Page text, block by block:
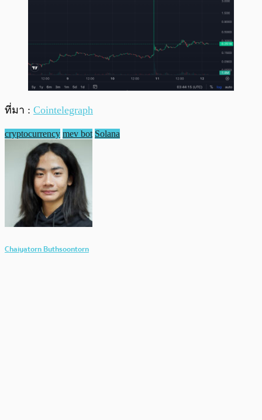
ที่มา : Cointelegraph
cryptocurrency mev bot Solana
Chaiyatorn Buthsoontorn